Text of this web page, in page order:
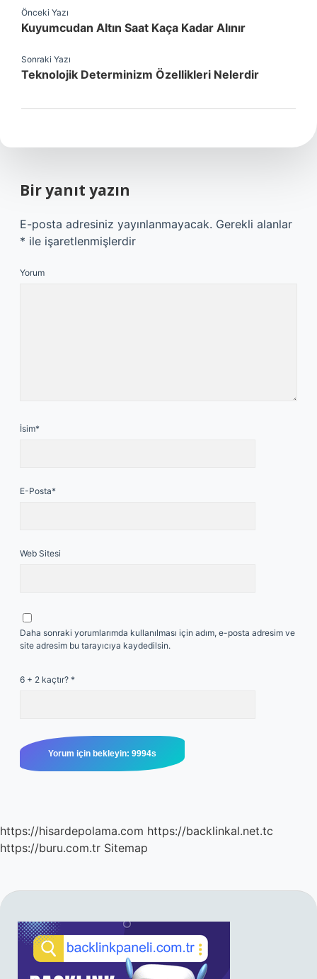
Önceki Yazı
Kuyumcudan Altın Saat Kaça Kadar Alınır
Sonraki Yazı
Teknolojik Determinizm Özellikleri Nelerdir
Bir yanıt yazın
E-posta adresiniz yayınlanmayacak. Gerekli alanlar
* ile işaretlenmişlerdir
Yorum
İsim*
E-Posta*
Web Sitesi
Daha sonraki yorumlarımda kullanılması için adım, e-posta adresim ve
site adresim bu tarayıcıya kaydedilsin.
6 + 2 kaçtır? *
https://hisardepolama.com https://backlinkal.net.tc
https://buru.com.tr Sitemap
SIDEBAR